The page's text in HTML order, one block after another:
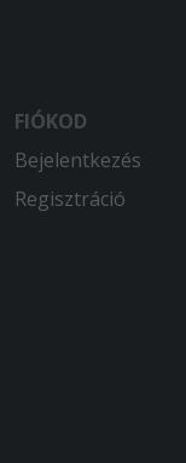
FIÓKOD
Bejelentkezés
Regisztráció